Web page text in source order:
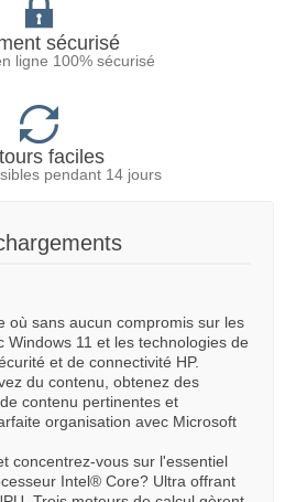
sécurisé
ligne 100% sécurisé
faciles
pendant 14 jours
où sans aucun compromis sur les
Windows 11 et les technologies de
et de connectivité HP.
du contenu, obtenez des
contenu pertinentes et
organisation avec Microsoft
concentrez-vous sur l'essentiel
Intel® Core? Ultra offrant